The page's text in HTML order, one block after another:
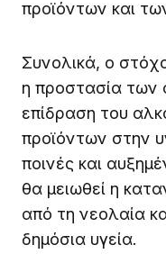
προϊόντων και
Συνολικά, ο
η προστασία των
επίδραση του
προϊόντων στην
ποινές και
θα μειωθεί η
από τη νεολαία
δημόσια υγεία.